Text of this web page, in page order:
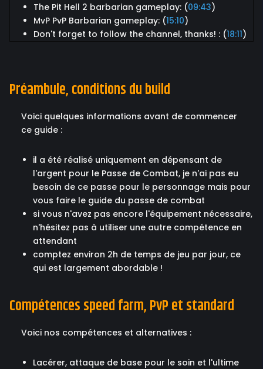
The Pit Hell 2 barbarian gameplay: (09:43)
MvP PvP Barbarian gameplay: (15:10)
Don't forget to follow the channel, thanks! : (18:11)
Préambule, conditions du build
Voici quelques informations avant de commencer
ce guide :
il a été réalisé uniquement en dépensant de
l'argent pour le Passe de Combat, je n'ai pas eu
besoin de ce passe pour le personnage mais pour
vous faire le guide du passe de combat
si vous n'avez pas encore l'équipement nécessaire,
n'hésitez pas à utiliser une autre compétence en
attendant
comptez environ 2h de temps de jeu par jour, ce
qui est largement abordable !
Compétences speed farm, PvP et standard
Voici nos compétences et alternatives :
Lacérer, attaque de base pour le soin et l'ultime